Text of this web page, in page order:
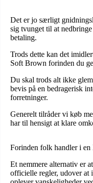
Det er jo særligt
sig tvunget til at
betaling.
Trods dette kan det
Soft Brown forinden du
Du skal trods alt ikke
bevis på en bedragerisk
forretninger.
Generelt tilråder vi køb
har til hensigt at klare
Forinden folk handler i en
Et nemmere alternativ er
officielle regler, udover at